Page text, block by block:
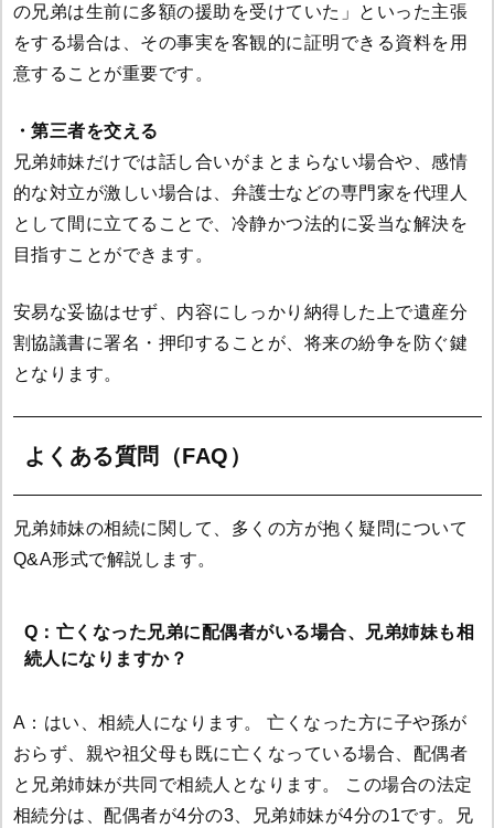
の兄弟は生前に多額の援助を受けていた」といった主張
をする場合は、その事実を客観的に証明できる資料を用
意することが重要です。
・第三者を交える
兄弟姉妹だけでは話し合いがまとまらない場合や、感情
的な対立が激しい場合は、弁護士などの専門家を代理人
として間に立てることで、冷静かつ法的に妥当な解決を
目指すことができます。
安易な妥協はせず、内容にしっかり納得した上で遺産分
割協議書に署名・押印することが、将来の紛争を防ぐ鍵
となります。
よくある質問（FAQ）
兄弟姉妹の相続に関して、多くの方が抱く疑問について
Q&A形式で解説します。
Q：亡くなった兄弟に配偶者がいる場合、兄弟姉妹も相
続人になりますか？
A：はい、相続人になります。 亡くなった方に子や孫が
おらず、親や祖父母も既に亡くなっている場合、配偶者
と兄弟姉妹が共同で相続人となります。 この場合の法定
相続分は、配偶者が4分の3、兄弟姉妹が4分の1です。兄